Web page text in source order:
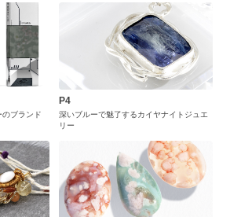
のブランド
P4
深いブルーで魅了するカイヤナイトジュエ
リー